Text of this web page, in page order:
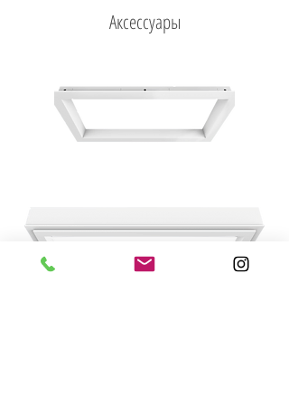
Аксессуары